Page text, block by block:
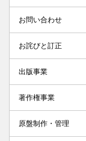
お問い合わせ
お詫びと訂正
出版事業
著作権事業
原盤制作・管理